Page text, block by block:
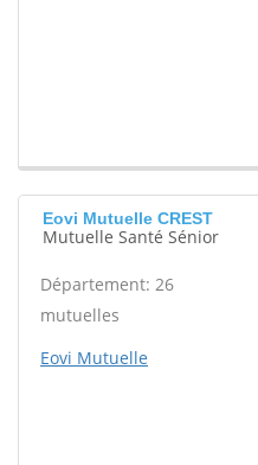
Eovi Mutuelle CREST
Mutuelle Santé Sénior
Département: 26
mutuelles
Eovi Mutuelle